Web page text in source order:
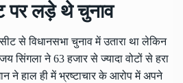
पर लड़े थे चुनाव
से विधानसभा चुनाव में उतारा था लेकिन
सिंगला ने 63 हजार से ज्यादा वोटों से हरा
ने हाल ही में भ्रष्टाचार के आरोप में अपने